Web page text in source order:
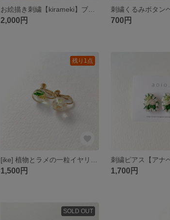
2,000円 700円
残り1点
1,500円 1,700円
SOLD OUT